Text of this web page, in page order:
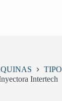
TIPO
Intertech